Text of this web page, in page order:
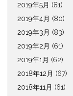
2019年5月 (81)
2019年4月 (80)
2019年3月 (83)
2019年2月 (61)
2019年1月 (62)
2018年12月 (67)
2018年11月 (61)